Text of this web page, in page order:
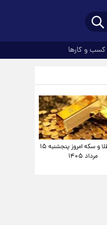
کسب و کارها
قیمت طلا و سکه امروز پنجشنبه ۱۵
مرداد ۱۴۰۵